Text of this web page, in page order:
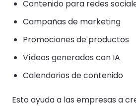
Contenido para redes
Campañas de marketing
Promociones de productos
Vídeos generados con IA
Calendarios de contenido
Esto ayuda a las empresas a